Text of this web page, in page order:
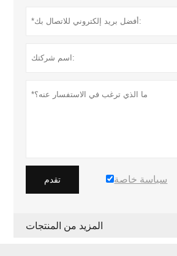
تقدم سياسة خاصة
المزيد من المنتجات